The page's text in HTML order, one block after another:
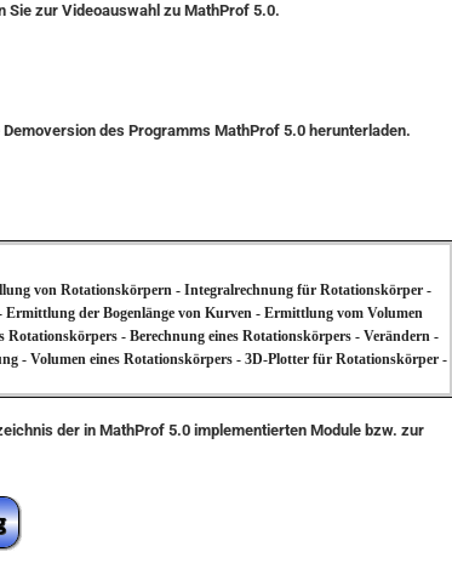
Sie zur Videoauswahl zu MathProf 5.0.
des Programms MathProf 5.0 herunterladen.
von Rotationskörpern - Integralrechnung für Rotationskörper -
der Bogenlänge von Kurven - Ermittlung vom Volumen
- Berechnung eines Rotationskörpers - Verändern -
- Volumen eines Rotationskörpers - 3D-Plotter für Rotationskörper -
der in MathProf 5.0 implementierten Module bzw. zur